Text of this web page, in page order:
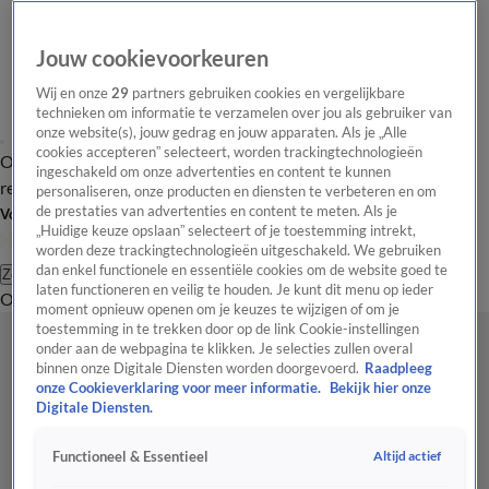
Overzicht Laatste nieuws Regionieuws Het beste van Hart
Tip de
redactie
Volg Hart van Nederland
Zoeken
OverzichtRegioUitzendingenWeerTip de redactiePanelVideo's
Jouw cookievoorkeuren
Wij en onze29 partners gebruiken cookies en vergelijkbare
technieken om informatie te verzamelen over jou als gebruiker van
onze website(s), jouw gedrag en jouw apparaten. Als je „Alle
cookies accepteren” selecteert, worden trackingtechnologieën
ingeschakeld om onze advertenties en content te kunnen
personaliseren, onze producten en diensten te verbeteren en om
de prestaties van advertenties en content te meten. Als je
„Huidige keuze opslaan” selecteert of je toestemming intrekt,
worden deze trackingtechnologieën uitgeschakeld. We gebruiken
dan enkel functionele en essentiële cookies om de website goed te
laten functioneren en veilig te houden. Je kunt dit menu op ieder
moment opnieuw openen om je keuzes te wijzigen of om je
toestemming in te trekken door op de link Cookie-instellingen
onder aan de webpagina te klikken. Je selecties zullen overal
binnen onze Digitale Diensten worden doorgevoerd. Raadpleeg
onze Cookieverklaring voor meer informatie.
Bekijk hier onze
Digitale Diensten.
Functioneel & Essentieel Altijd actief